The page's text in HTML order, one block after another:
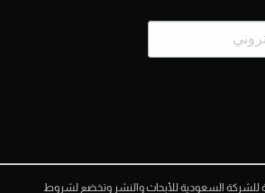
السعودية للأبحاث والنشر وتخضع لشروط